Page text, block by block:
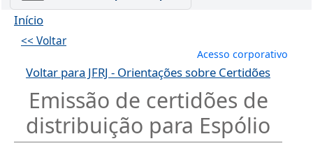
Início
<< Voltar
Menu de
Acesso corporativo
Voltar para JFRJ - Orientações sobre Certidões
Emissão de certidões de
distribuição para Espólio